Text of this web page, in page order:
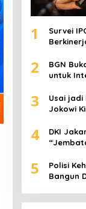
1
Survei
2
BGN
untuk
3
Usai jadi
Jokowi
4
DKI
5
Polisi
Bangun